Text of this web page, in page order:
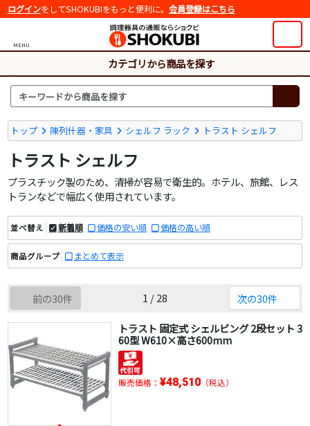
ログインをしてSHOKUBIをもっと便利に。 会員登録はこちら
MENU
カテゴリから商品を探す
トップ 陳列什器・家具 シェルフ ラック トラスト シェルフ
トラスト シェルフ
プラスチック製のため、清掃が容易で衛生的。ホテル、旅館、レス
トランなどで幅広く使用されています。
並べ替え 新着順 価格の安い順 価格の高い順
商品グループ まとめて表示
前の30件 1 / 28 次の30件
トラスト 固定式 シェルビング 2段セット 3
60型 W610×高さ600mm
販売価格： ¥48,510（税込）